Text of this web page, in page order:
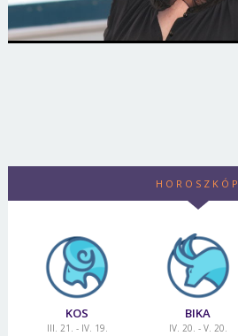
HOROSZKÓP
KOS
III. 21. - IV. 19.
BIKA
IV. 20. - V. 20.